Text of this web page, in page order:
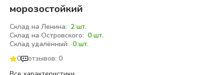
морозостойкий
Склад на Ленина: 2 шт.
Склад на Островского: 0 шт.
Склад удалённый: 0 шт.
0
отзывов: 0